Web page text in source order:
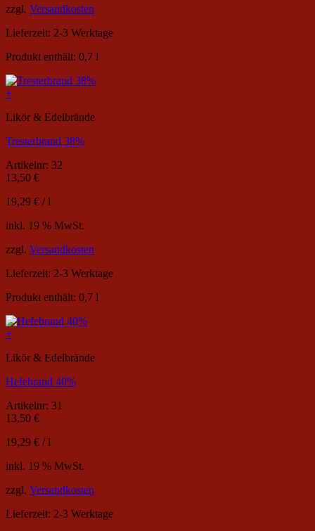
zzgl. Versandkosten
Lieferzeit: 2-3 Werktage
Produkt enthält: 0,7 l
+
Likör & Edelbrände
Tresterbrand 38%
Artikelnr: 32
13,50 €
19,29 € /l
inkl. 19 % MwSt.
zzgl. Versandkosten
Lieferzeit: 2-3 Werktage
Produkt enthält: 0,7 l
+
Likör & Edelbrände
Hefebrand 40%
Artikelnr: 31
13,50 €
19,29 € /l
inkl. 19 % MwSt.
zzgl. Versandkosten
Lieferzeit: 2-3 Werktage